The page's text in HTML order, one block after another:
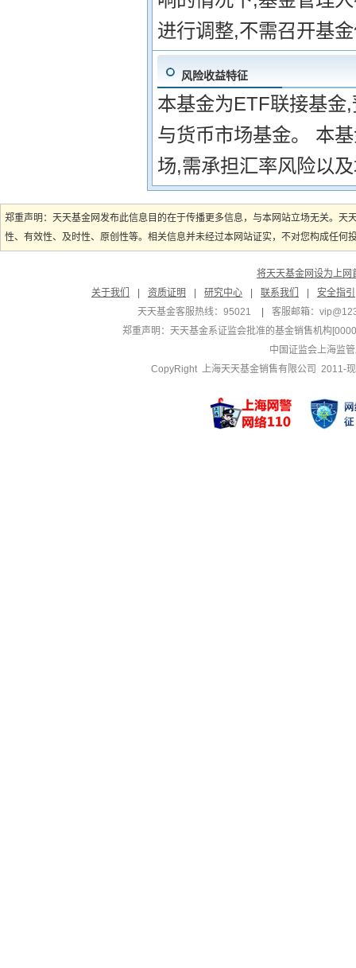
进行调整,不需召开基
风险收益特征
本基金为ETF联接基金
与货币市场基金。 本
场,需承担汇率风险以
郑重声明：天天基金网发布此信息目的在于传播更多信息，与本网站立场无关。
性、有效性、及时性、原创性等。相关信息并未经过本网站证实，不对您构成任
将天天基金网设为上网
关于我们
资质证明 研究中心 联系我们
安全指引
天天基金客服热线：95021
客服邮箱：
郑重声明： 天天基金系证监会批准的基金销售机构
中国证监会上海监
CopyRight 上海天天基金销售有限公司 2011-